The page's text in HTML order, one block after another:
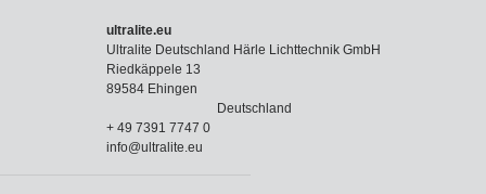
ultralite.eu
Ultralite Deutschland Härle Lichttechnik GmbH
Riedkäppele 13
89584 Ehingen
Deutschland
+ 49 7391 7747 0
info@ultralite.eu